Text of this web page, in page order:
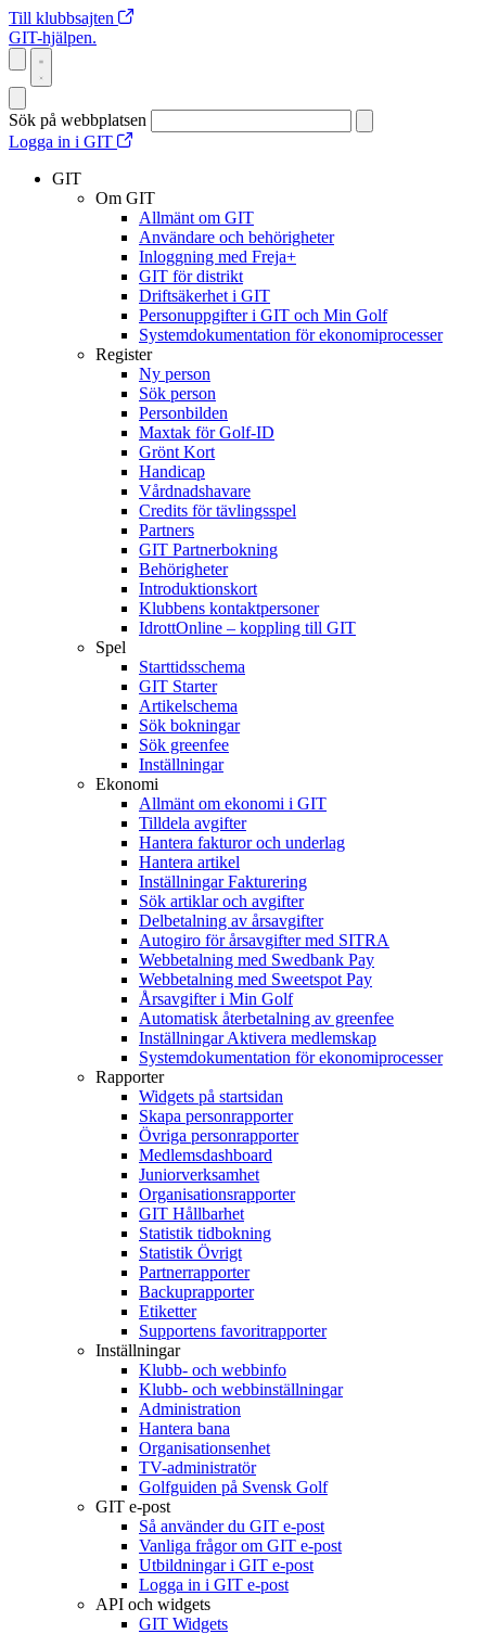
Till klubbsajten
GIT-hjälpen.
Sök på webbplatsen
Logga in i GIT
GIT
Om GIT
Allmänt om GIT
Användare och behörigheter
Inloggning med Freja+
GIT för distrikt
Driftsäkerhet i GIT
Personuppgifter i GIT och Min Golf
Systemdokumentation för ekonomiprocesser
Register
Ny person
Sök person
Personbilden
Maxtak för Golf-ID
Grönt Kort
Handicap
Vårdnadshavare
Credits för tävlingsspel
Partners
GIT Partnerbokning
Behörigheter
Introduktionskort
Klubbens kontaktpersoner
IdrottOnline – koppling till GIT
Spel
Starttidsschema
GIT Starter
Artikelschema
Sök bokningar
Sök greenfee
Inställningar
Ekonomi
Allmänt om ekonomi i GIT
Tilldela avgifter
Hantera fakturor och underlag
Hantera artikel
Inställningar Fakturering
Sök artiklar och avgifter
Delbetalning av årsavgifter
Autogiro för årsavgifter med SITRA
Webbetalning med Swedbank Pay
Webbetalning med Sweetspot Pay
Årsavgifter i Min Golf
Automatisk återbetalning av greenfee
Inställningar Aktivera medlemskap
Systemdokumentation för ekonomiprocesser
Rapporter
Widgets på startsidan
Skapa personrapporter
Övriga personrapporter
Medlemsdashboard
Juniorverksamhet
Organisationsrapporter
GIT Hållbarhet
Statistik tidbokning
Statistik Övrigt
Partnerrapporter
Backuprapporter
Etiketter
Supportens favoritrapporter
Inställningar
Klubb- och webbinfo
Klubb- och webbinställningar
Administration
Hantera bana
Organisationsenhet
TV-administratör
Golfguiden på Svensk Golf
GIT e-post
Så använder du GIT e-post
Vanliga frågor om GIT e-post
Utbildningar i GIT e-post
Logga in i GIT e-post
API och widgets
GIT Widgets